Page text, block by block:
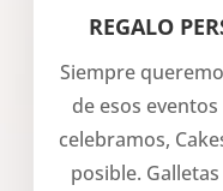
REGALO
Siempre
de esos
celebramos,
posible.